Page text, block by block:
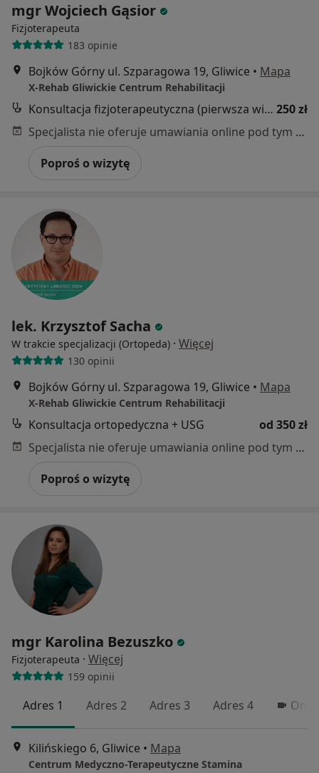
mgr Wojciech Gąsior
Fizjoterapeuta
183 opinie
Bojków Górny ul. Szparagowa 19, Gliwice • Mapa
X-Rehab Gliwickie Centrum Rehabilitacji
Konsultacja fizjoterapeutyczna (pierwsza wizyta) 250 zł
Specjalista nie oferuje umawiania online pod tym adresem.
Poproś o wizytę
lek. Krzysztof Sacha
W trakcie specjalizacji (Ortopeda) · Więcej
130 opinii
Bojków Górny ul. Szparagowa 19, Gliwice • Mapa
X-Rehab Gliwickie Centrum Rehabilitacji
Konsultacja ortopedyczna + USG
od 350 zł
Specjalista nie oferuje umawiania online pod tym adresem.
Poproś o wizytę
mgr Karolina Bezuszko
Fizjoterapeuta · Więcej
159 opinii
Adres 1 Adres 2 Adres 3 Adres 4
Kilińskiego 6, Gliwice • Mapa
Centrum Medyczno-Terapeutyczne Stamina